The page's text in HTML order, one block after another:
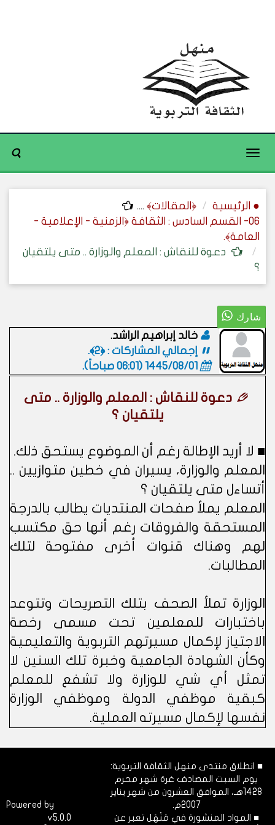
Toggle
● الرئيسية ﴿المقالات﴾ ....
06- القسم السادس : الثقافة ﴿الزمنية - الإعلامية -
العامة﴾.
دعوة للنقاش : المعلم والوزارة .. متى يلتقيان
؟
خالد إبراهيم الراشد.
إجمالي المشاركات : ﴿2﴾.
1445/08/01 (06:01 صباحاً)
.
دعوة للنقاش : المعلم والوزارة .. متى
يلتقيان ؟
■ لا أريد الإطالة رغم أن الموضوع يستحق ذلك.
المعلم والوزارة، يسيران في خطين متوازيين ..
أتساءل متى يلتقيان ؟
المعلم يملأ صفحات المنتديات يطالب بالدرجة
المستحقة والفروقات رغم أنها حق مكتسب
لهم وهناك قنوات أخرى مفتوحة لتلك
المطالبات.
الوزارة تملأ الصحف بتلك التصريحات وتتوعد
باختبارات للمعلمين تحت مسمى رخصة
الاجتياز لإكمال مسيرتهم التربوية والتعليمية
وكأن الشهادة الجامعية وخبرة تلك السنين لا
تمثل أي شي للوزارة ولا تشفع للمعلم
كبقية موظفي الدولة وموظفي الوزارة
نفسها لإكمال مسيرته العملية.
■ انطلاق منتدى منهل الثقافة التربوية:
يوم السبت المصادف غرة شهر محرم
1428هـ، الموافق العشرون من شهر يناير
2007م.
■ المواد المنشورة في مَنْهَل تعبر عن
Powered by
v5.0.0